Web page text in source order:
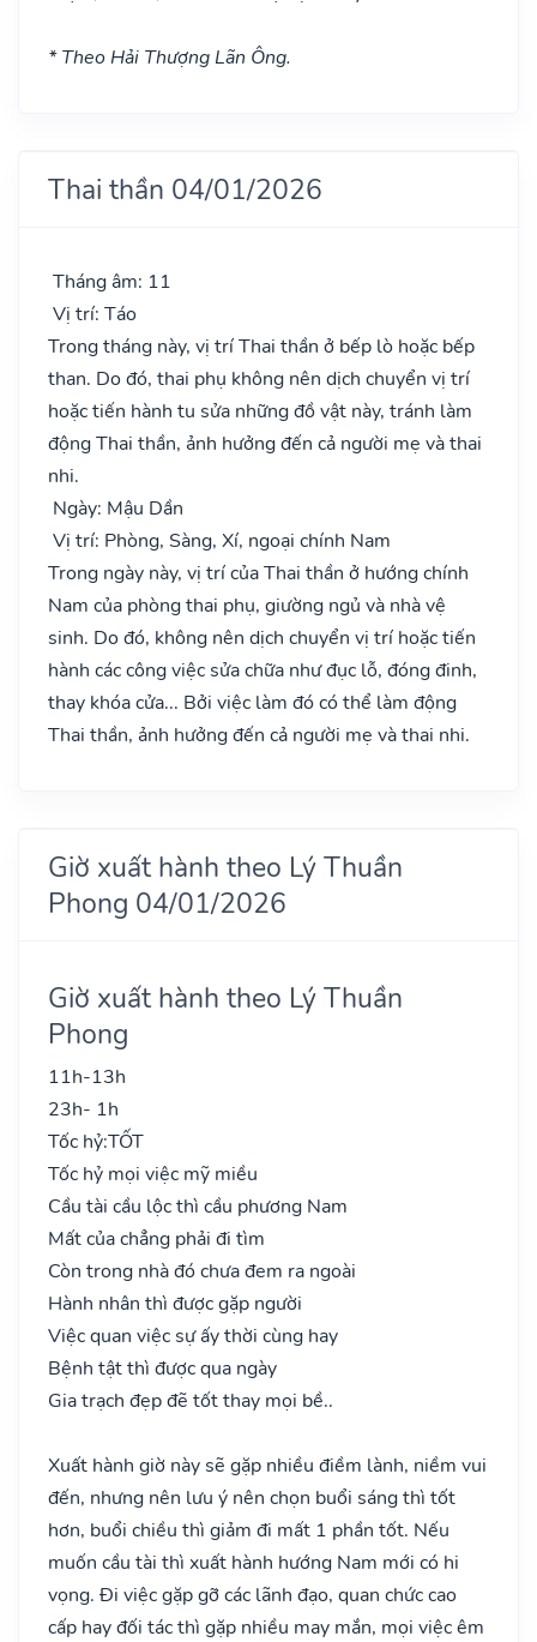
* Theo Hải Thượng Lãn Ông.
Thai thần 04/01/2026
Tháng âm: 11
Vị trí: Táo
Trong tháng này, vị trí Thai thần ở bếp lò hoặc bếp
than. Do đó, thai phụ không nên dịch chuyển vị trí
hoặc tiến hành tu sửa những đồ vật này, tránh làm
động Thai thần, ảnh hưởng đến cả người mẹ và thai
nhi.
Ngày: Mậu Dần
Vị trí: Phòng, Sàng, Xí, ngoại chính Nam
Trong ngày này, vị trí của Thai thần ở hướng chính
Nam của phòng thai phụ, giường ngủ và nhà vệ
sinh. Do đó, không nên dịch chuyển vị trí hoặc tiến
hành các công việc sửa chữa như đục lỗ, đóng đinh,
thay khóa cửa... Bởi việc làm đó có thể làm động
Thai thần, ảnh hưởng đến cả người mẹ và thai nhi.
Giờ xuất hành theo Lý Thuần
Phong 04/01/2026
Giờ xuất hành theo Lý Thuần
Phong
11h-13h
23h- 1h
Tốc hỷ:TỐT
Tốc hỷ mọi việc mỹ miều
Cầu tài cầu lộc thì cầu phương Nam
Mất của chẳng phải đi tìm
Còn trong nhà đó chưa đem ra ngoài
Hành nhân thì được gặp người
Việc quan việc sự ấy thời cùng hay
Bệnh tật thì được qua ngày
Gia trạch đẹp đẽ tốt thay mọi bề..
Xuất hành giờ này sẽ gặp nhiều điềm lành, niềm vui
đến, nhưng nên lưu ý nên chọn buổi sáng thì tốt
hơn, buổi chiều thì giảm đi mất 1 phần tốt. Nếu
muốn cầu tài thì xuất hành hướng Nam mới có hi
vọng. Đi việc gặp gỡ các lãnh đạo, quan chức cao
cấp hay đối tác thì gặp nhiều may mắn, mọi việc êm